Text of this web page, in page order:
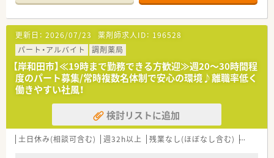
更新日： 2026/07/23 薬剤師求人ID： 196528
パート・アルバイト
調剤薬局
【岸和田市】≪19時まで勤務できる方歓迎≫週20～30時間程
度のパート募集/常時複数名体制で安心の環境♪離職率低く
働きやすい社風！
検討リストに追加
土日休み(相談可含む) 週32h以上 残業なし(ほぼなし含む) 転勤なし